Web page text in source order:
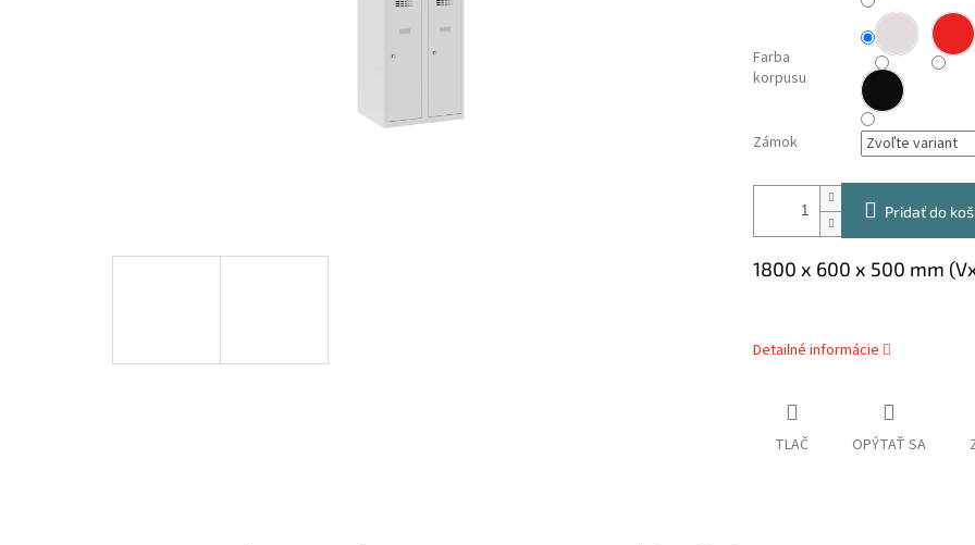
Farba
korpusu
Zámok
Pridať do
1800 x 600 x 500 mm
Detailné informácie
TLAČ OPÝTAŤ SA